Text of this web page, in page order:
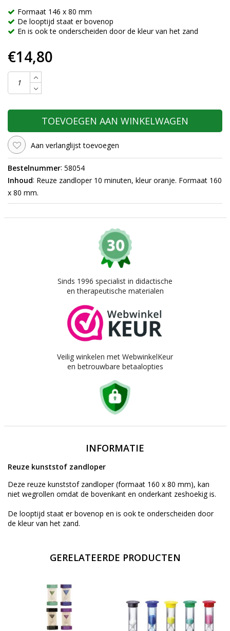
Formaat 146 x 80 mm
De looptijd staat er bovenop
En is ook te onderscheiden door de kleur van het zand
€14,80
TOEVOEGEN AAN WINKELWAGEN
Aan verlanglijst toevoegen
Bestelnummer: 58054
Inhoud: Reuze zandloper 10 minuten, kleur oranje. Formaat 160
x 80 mm.
Sinds 1996 specialist in didactische
en therapeutische materialen
Veilig winkelen met WebwinkelKeur
en betrouwbare betaalopties
INFORMATIE
Reuze kunststof zandloper
Deze reuze kunststof zandloper (formaat 160 x 80 mm), kan
niet wegrollen omdat de bovenkant en onderkant zeshoekig is.
De looptijd staat er bovenop en is ook te onderscheiden door
de kleur van het zand.
GERELATEERDE PRODUCTEN